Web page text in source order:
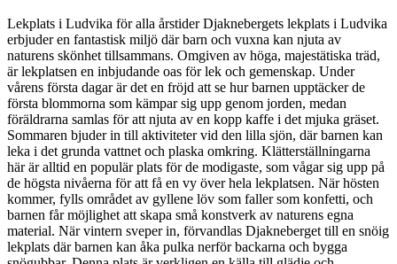
Lekplats i Ludvika för alla årstider Djaknebergets lekplats i Ludvika
erbjuder en fantastisk miljö där barn och vuxna kan njuta av
naturens skönhet tillsammans. Omgiven av höga, majestätiska träd,
är lekplatsen en inbjudande oas för lek och gemenskap. Under
vårens första dagar är det en fröjd att se hur barnen upptäcker de
första blommorna som kämpar sig upp genom jorden, medan
föräldrarna samlas för att njuta av en kopp kaffe i det mjuka gräset.
Sommaren bjuder in till aktiviteter vid den lilla sjön, där barnen kan
leka i det grunda vattnet och plaska omkring. Klätterställningarna
här är alltid en populär plats för de modigaste, som vågar sig upp på
de högsta nivåerna för att få en vy över hela lekplatsen. När hösten
kommer, fylls området av gyllene löv som faller som konfetti, och
barnen får möjlighet att skapa små konstverk av naturens egna
material. När vintern sveper in, förvandlas Djakneberget till en snöig
lekplats där barnen kan åka pulka nerför backarna och bygga